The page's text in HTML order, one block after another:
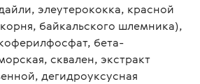
элеутерококка, красной
байкальского шлемника),
бета-
сквален, экстракт
дегидроуксусная